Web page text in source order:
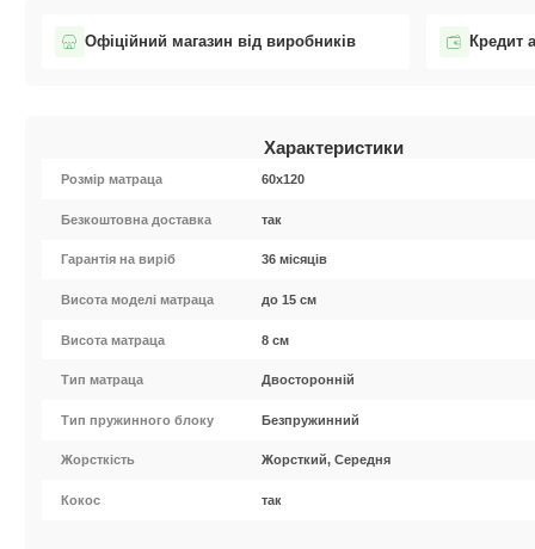
Офіційний магазин від виробників Кредит
Характеристики
Розмір матраца 60х120
Безкоштовна доставка так
Гарантія на виріб 36 місяців
Висота моделі матраца до 15 см
Висота матраца 8 см
Тип матраца Двосторонній
Тип пружинного блоку Безпружинний
Жорсткість Жорсткий, Середня
Кокос так